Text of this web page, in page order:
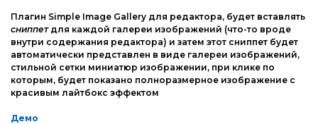
Плагин Simple Image Gallery для редактора, будет вставлять
сниппетдля каждой галереи изображений (что-то вроде
внутри содержания редактора) и затем этот сниппет будет
автоматически представлен в виде галереи изображений,
стильной сетки миниатюр изображении, при клике по
которым, будет показано полноразмерное изображение с
красивым лайтбокс эффектом
Демо